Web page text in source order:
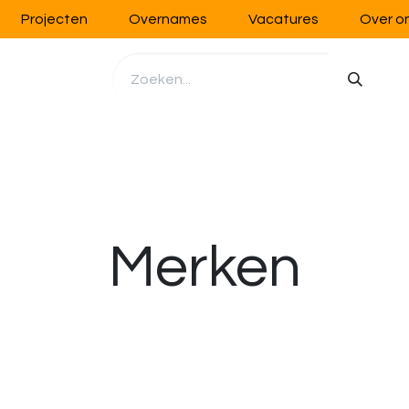
Projecten Overnames Vacatures Over
Merken